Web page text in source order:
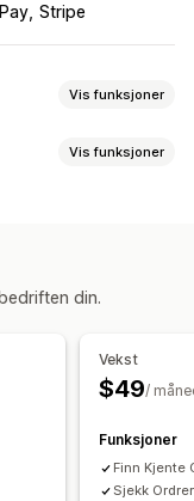
Stripe
Vis funksjoner
Vis funksjoner
din.
Vekst
$49/
Funksjoner
Finn Kjente
Sjekk